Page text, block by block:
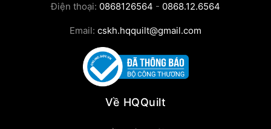
Điện thoại: 0868126564 - 0868.12.6564
Email: cskh.hqquilt@gmail.com
Về HQQuilt